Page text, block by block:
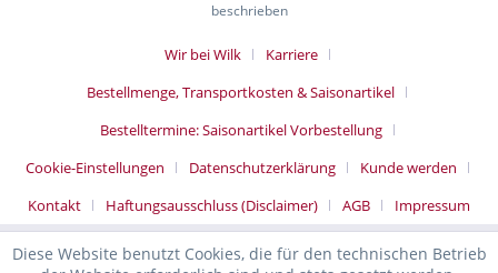
beschrieben
Wir bei Wilk
Karriere
Bestellmenge, Transportkosten & Saisonartikel
Bestelltermine: Saisonartikel Vorbestellung
Cookie-Einstellungen
Datenschutzerklärung
Kunde werden
Kontakt
Haftungsausschluss (Disclaimer) AGB Impressum
Diese Website benutzt Cookies, die für den technischen Betrieb